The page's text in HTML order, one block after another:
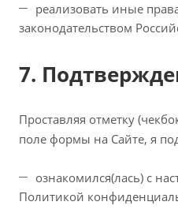
реализовать иные
законодательством
7.
Проставляя отметку
поле формы на Сайте, я
ознакомился(лась) с
Политикой